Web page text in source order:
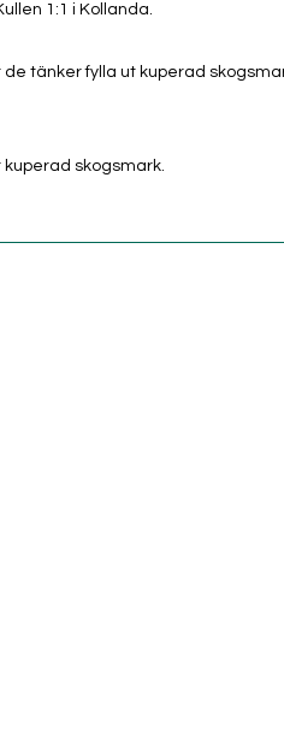
1:1 i Kollanda.
tänker fylla ut kuperad
skogsmark.